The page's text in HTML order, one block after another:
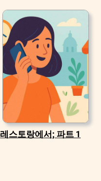
레스토랑에서; 파트 1